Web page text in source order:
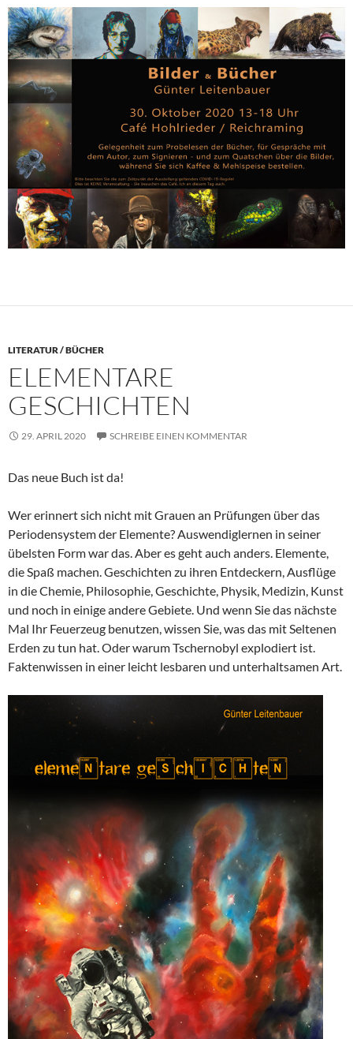
LITERATUR / BÜCHER
ELEMENTARE
GESCHICHTEN
29. APRIL 2020 SCHREIBE EINEN KOMMENTAR
Das neue Buch ist da!
Wer erinnert sich nicht mit Grauen an Prüfungen über das
Periodensystem der Elemente? Auswendiglernen in seiner
übelsten Form war das. Aber es geht auch anders. Elemente,
die Spaß machen. Geschichten zu ihren Entdeckern, Ausflüge
in die Chemie, Philosophie, Geschichte, Physik, Medizin, Kunst
und noch in einige andere Gebiete. Und wenn Sie das nächste
Mal Ihr Feuerzeug benutzen, wissen Sie, was das mit Seltenen
Erden zu tun hat. Oder warum Tschernobyl explodiert ist.
Faktenwissen in einer leicht lesbaren und unterhaltsamen Art.